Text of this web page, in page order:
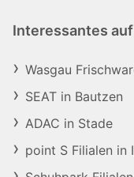
Interessantes
Wasgau
SEAT in Bautzen
ADAC in Stade
point S Filialen in